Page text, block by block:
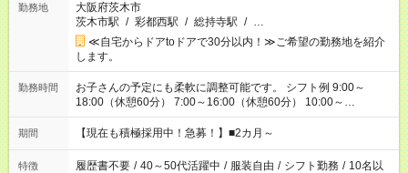
勤務地
大阪府茨木市
茨木市駅 / 彩都西駅 / 総持寺駅 / …
≪自宅からドアtoドアで30分以内！≫ご希望の勤務地を紹介
します。
勤務時間
お子さんの予定にも柔軟に調整可能です。 シフト例 9:00～
18:00（休憩60分） 7:00～16:00（休憩60分） 10:00～
19:00（休憩60分） ※Wワーク希望の方へ 今ご覧のお仕事で希
望する勤務時間と、もう1つのお仕事の勤務時間の合計が 週40
期間 【現在も積極採用中！急募！】■2カ月～
特徴 履歴書不要 / 40～50代活躍中 / 服装自由 / シフト勤務 / 10名以